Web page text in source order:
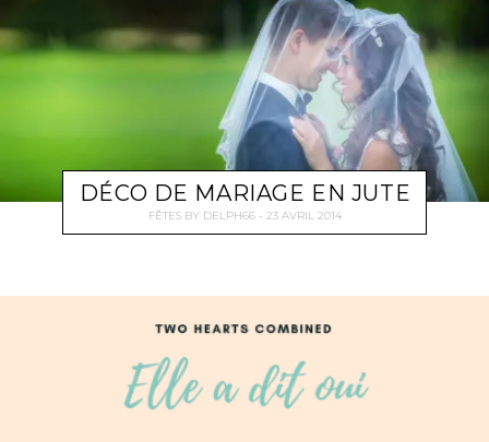
DÉCO DE MARIAGE EN JUTE
FÊTES BY DELPH66 23 AVRIL 2014